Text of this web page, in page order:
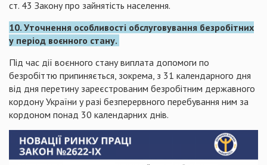
ст. 43 Закону про зайнятість населення.
10. Уточнення особливості обслуговування безробітних
у період воєнного стану.
Під час дії воєнного стану виплата допомоги по
безробіттю припиняється, зокрема, з 31 календарного дня
від дня перетину зареєстрованим безробітним державного
кордону України у разі безперервного перебування ним за
кордоном понад 30 календарних днів.